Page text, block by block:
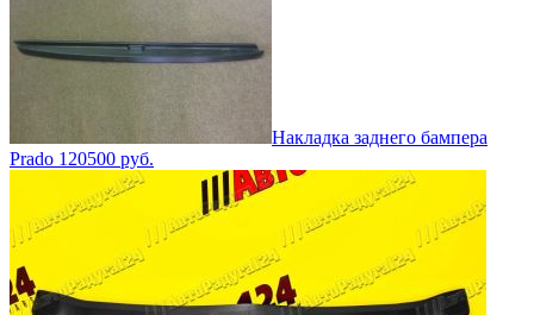
Накладка заднего бампера
Prado 120500 руб.